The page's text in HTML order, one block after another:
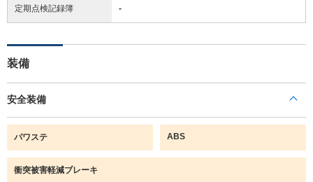
定期点検記録簿 -
装備
安全装備
パワステ ABS
衝突被害軽減ブレーキ